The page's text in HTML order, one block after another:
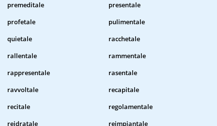
premeditale
presentale
profetale
pulimentale
quietale
racchetale
rallentale
rammentale
rappresentale
rasentale
ravvoltale
recapitale
recitale
regolamentale
reidratale
reimpiantale